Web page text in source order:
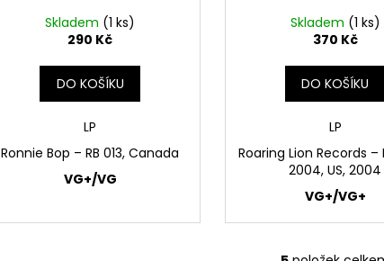
Skladem (1 ks)
290 Kč
DO KOŠÍKU
LP
Ronnie Bop – RB 013, Canada
VG+/VG
Skladem (1 ks)
370 Kč
DO KOŠÍKU
LP
Roaring Lion Records ‎–
2004, US, 2004
VG+/VG+